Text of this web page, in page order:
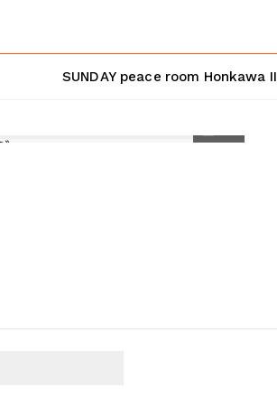
SUNDAY peace room Honkawa II